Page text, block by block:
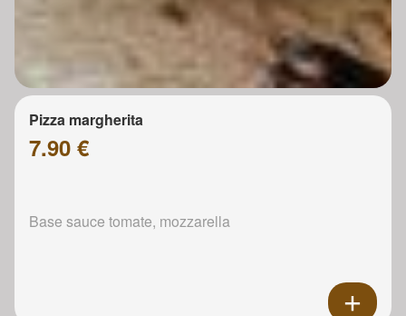
Pizza margherita
7.90 €
Base sauce tomate, mozzarella